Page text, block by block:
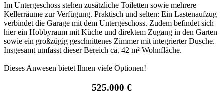
Im Untergeschoss stehen zusätzliche Toiletten sowie mehrere
Kellerräume zur Verfügung. Praktisch und selten: Ein Lastenaufzug
verbindet die Garage mit dem Untergeschoss. Zudem befindet sich
hier ein Hobbyraum mit Küche und direktem Zugang in den Garten
sowie ein großzügig geschnittenes Zimmer mit integrierter Dusche.
Insgesamt umfasst dieser Bereich ca. 42 m² Wohnfläche.
Dieses Anwesen bietet Ihnen viele Optionen!
525.000 €